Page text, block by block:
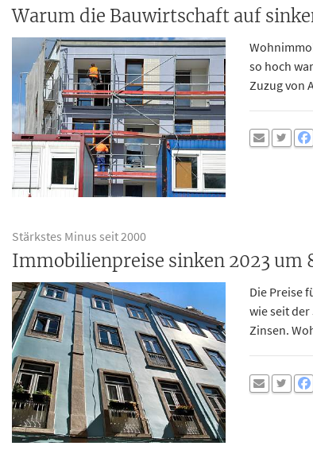
Warum die Bauwirtschaft auf
so hoch
Zuzug von
Stärkstes Minus seit 2000
Immobilienpreise sinken 2023 um
Die Preise
wie seit
Zinsen.